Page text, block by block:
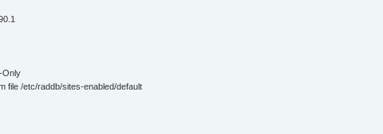
file /etc/raddb/sites-enabled/default